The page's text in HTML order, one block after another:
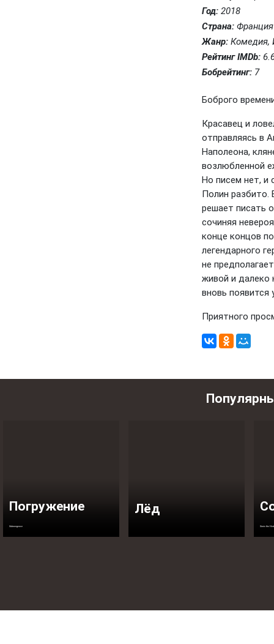
Год: 2018
Страна: Франция
Жанр: Комедия,
Рейтинг IMDb:
Бобрейтинг: 7
Боброго
Красавец и
отправляясь в
Наполеона,
возлюбленной
Но писем нет, и
Полин разбито.
решает писать
сочиняя
конце концов
легендарного
не
живой и далеко
вновь появится
Приятного
Погружение
Submergence
Лёд
Sonic the